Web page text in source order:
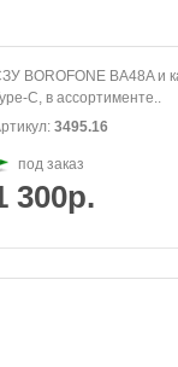
BOROFONE BA48A и
C, в ассортименте..
3495.16
под заказ
300р.